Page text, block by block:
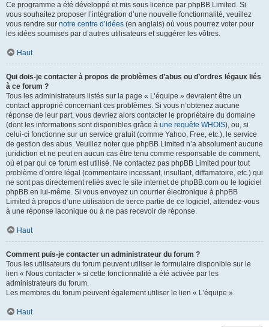
Ce programme a été développé et mis sous licence par phpBB Limited. Si
vous souhaitez proposer l’intégration d’une nouvelle fonctionnalité, veuillez
vous rendre sur notre centre d’idées (en anglais) où vous pourrez voter pour
les idées soumises par d’autres utilisateurs et suggérer les vôtres.
Haut
Qui dois-je contacter à propos de problèmes d’abus ou d’ordres légaux liés
à ce forum ?
Tous les administrateurs listés sur la page « L’équipe » devraient être un
contact approprié concernant ces problèmes. Si vous n’obtenez aucune
réponse de leur part, vous devriez alors contacter le propriétaire du domaine
(dont les informations sont disponibles grâce à une requête WHOIS), ou, si
celui-ci fonctionne sur un service gratuit (comme Yahoo, Free, etc.), le service
de gestion des abus. Veuillez noter que phpBB Limited n’a absolument aucune
juridiction et ne peut en aucun cas être tenu comme responsable de comment,
où et par qui ce forum est utilisé. Ne contactez pas phpBB Limited pour tout
problème d’ordre légal (commentaire incessant, insultant, diffamatoire, etc.) qui
ne sont pas directement reliés avec le site internet de phpBB.com ou le logiciel
phpBB en lui-même. Si vous envoyez un courrier électronique à phpBB
Limited à propos d’une utilisation de tierce partie de ce logiciel, attendez-vous
à une réponse laconique ou à ne pas recevoir de réponse.
Haut
Comment puis-je contacter un administrateur du forum ?
Tous les utilisateurs du forum peuvent utiliser le formulaire disponible sur le
lien « Nous contacter » si cette fonctionnalité a été activée par les
administrateurs du forum.
Les membres du forum peuvent également utiliser le lien « L’équipe ».
Haut